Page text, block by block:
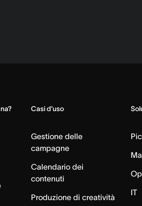
Casi d’uso
Gestione delle
campagne
Calendario dei
contenuti
Produzione di creatività
IT